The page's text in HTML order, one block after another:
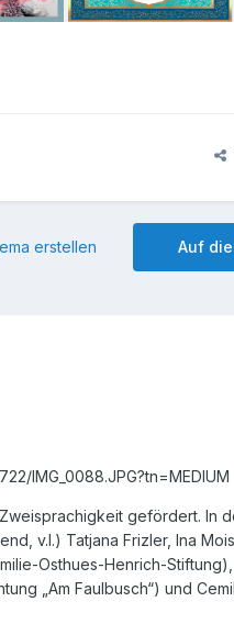
Auf
erstellen
IMG_0088.JPG?tn=MEDIUM
gefördert. In
v.l.) Tatjana Frizler, Ina
Osthues-Henrich-
„Am Faulbusch“) und